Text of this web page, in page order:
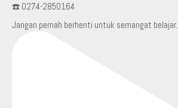
☎️ 0274-2850164
Jangan pernah berhenti untuk semangat belajar.